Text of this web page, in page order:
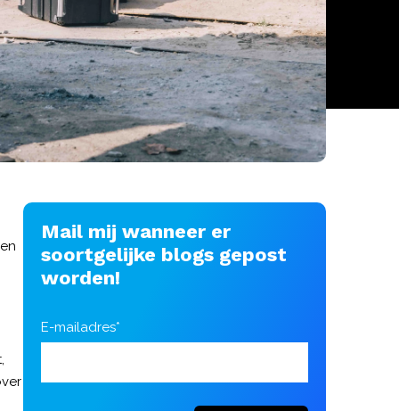
Mail mij wanneer er
soortgelijke blogs gepost
worden!
E-mailadres*